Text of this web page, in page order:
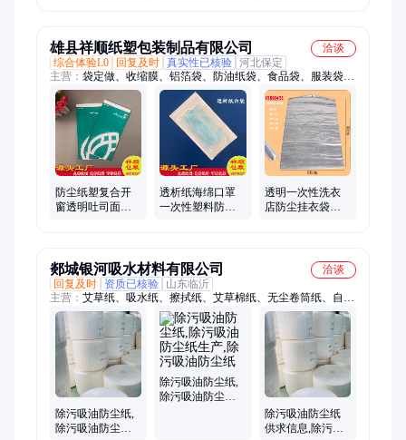
雄县祥顺纸塑包装制品有限公司
洽谈
综合体验L0
回复及时 真实性已核验 河北保定
主营： 袋定做、收缩膜、铝箔袋、防油纸袋、食品袋、服装袋、
快递袋、自封袋、打包袋、真空袋、桶装水、背心袋、编织袋、
复合袋、口罩袋、无纺布、袋定制、包装袋、吸嘴袋、扣手袋、
洗衣袋、饮料袋、食品包装、白色泡沫、服装塑料、加厚快递
防尘纸塑复合开
窗透明吐司面包
透析纸海绵口罩
一次性塑料防尘
透明一次性洗衣
店防尘挂衣袋酒
郯城银河吸水材料有限公司
洽谈
回复及时
资质已核验
山东临沂
主营： 艾草纸、吸水纸、擦拭纸、艾草棉纸、无尘卷筒纸、自动
擦试纸、除污吸油防尘纸、工业擦拭除尘纸、卫生巾、银河系水
材料
除污吸油防尘纸,
除污吸油防尘纸
除污吸油防尘纸,
除污吸油防尘纸
除污吸油防尘纸
供求信息,除污吸